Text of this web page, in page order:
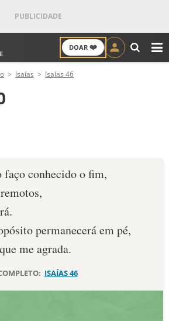
DOAR ❤️
Isaías Isaías 46
conhecido o fim,
permanecerá em pé,
me agrada.
ISAÍAS 46